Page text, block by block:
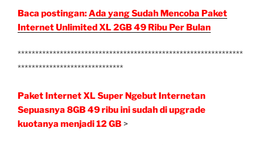
Baca postingan:Ada yang Sudah Mencoba Paket
Internet Unlimited XL 2GB 49 Ribu Per Bulan
****************************************************************
******************************
Paket Internet XL Super Ngebut Internetan
Sepuasnya 8GB 49 ribu ini sudah di upgrade
kuotanya menjadi 12 GB >